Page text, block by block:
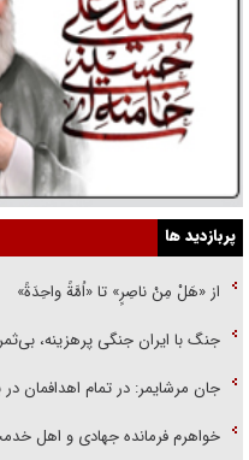
پربازدید ها
از «هَلْ مِنْ ناصِرٍ» تا «اُمَّةً واحِدَةً»
جنگ با ایران جنگی پرهزینه،
جان مرشایمر: در تمام اهدافمان
خواهرم فرمانده جهادی و اهل